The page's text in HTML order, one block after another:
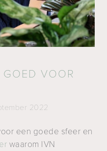
VOOR
2022
een goede sfeer en
waarom IVN